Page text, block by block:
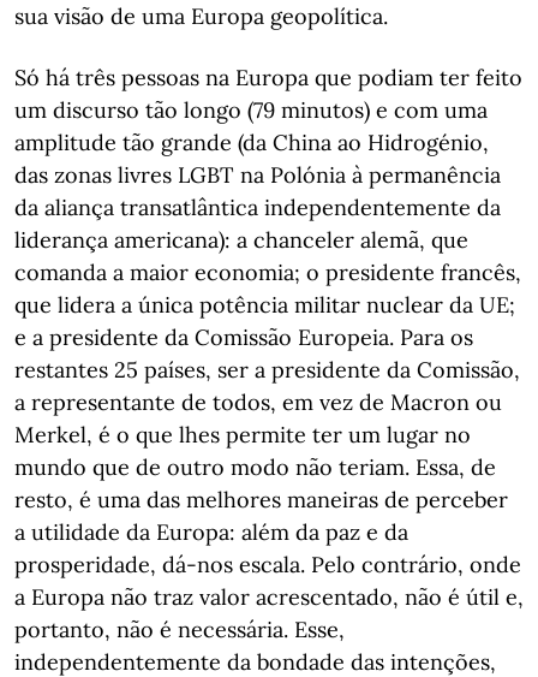
sua visão de uma Europa geopolítica.
Só há três pessoas na Europa que podiam ter feito
um discurso tão longo (79 minutos) e com uma
amplitude tão grande (da China ao Hidrogénio,
das zonas livres LGBT na Polónia à permanência
da aliança transatlântica independentemente da
liderança americana): a chanceler alemã, que
comanda a maior economia; o presidente francês,
que lidera a única potência militar nuclear da UE;
e a presidente da Comissão Europeia. Para os
restantes 25 países, ser a presidente da Comissão,
a representante de todos, em vez de Macron ou
Merkel, é o que lhes permite ter um lugar no
mundo que de outro modo não teriam. Essa, de
resto, é uma das melhores maneiras de perceber
a utilidade da Europa: além da paz e da
prosperidade, dá-nos escala. Pelo contrário, onde
a Europa não traz valor acrescentado, não é útil e,
portanto, não é necessária. Esse,
independentemente da bondade das intenções,